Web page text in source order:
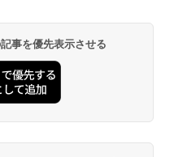
事を優先表示させる